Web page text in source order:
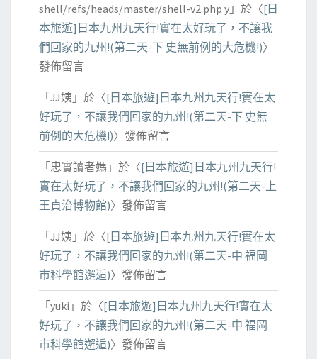
shell/refs/heads/master/shell-v2.php y 」於〈[日
本旅遊]日本九州九天行!實在太好玩了，不讓我
們回家的九州!(第二天-下 史無前例的大危機!)〉
發佈留言
「JJ姨 」於〈[日本旅遊]日本九州九天行!實在太
好玩了，不讓我們回家的九州!(第二天-下 史無
前例的大危機!)〉發佈留言
「忠實讀者媽 」於〈[日本旅遊]日本九州九天行!
實在太好玩了，不讓我們回家的九州!(第二天-上
王貞治博物館)〉發佈留言
「JJ姨 」於〈[日本旅遊]日本九州九天行!實在太
好玩了，不讓我們回家的九州!(第二天-中 福岡
市科學館邂逅)〉發佈留言
「yuki 」於〈[日本旅遊]日本九州九天行!實在太
好玩了，不讓我們回家的九州!(第二天-中 福岡
市科學館邂逅)〉發佈留言